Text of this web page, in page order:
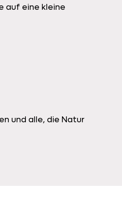
auf eine kleine
und alle, die Natur